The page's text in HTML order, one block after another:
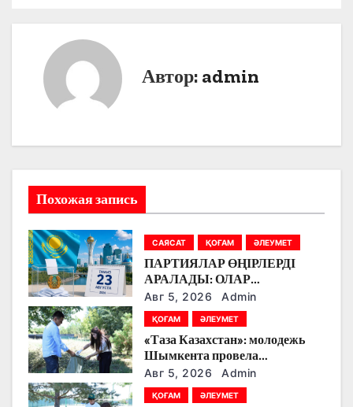
о
з
а
п
и
с
Автор: admin
Похожая запись
САЯСАТ ҚОҒАМ ӘЛЕУМЕТ
ПАРТИЯЛАР ӨҢІРЛЕРДІ
АРАЛАДЫ: ОЛАР
ДӘРІГЕРЛЕРМЕН,
ЖҰМЫСШЫЛАРМЕН,
ФЕРМЕРЛЕРМЕН ЖӘНЕ
СТУДЕНТТЕРМЕН НЕ
ТУРАЛЫ СӨЙЛЕСТІ?
Авг 5, 2026 Admin
ҚОҒАМ ӘЛЕУМЕТ
«Таза Казахстан»: молодежь
Шымкента провела
экологическую акцию
Авг 5, 2026 Admin
ҚОҒАМ ӘЛЕУМЕТ